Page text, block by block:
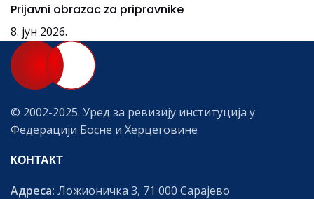
Prijavni obrazac za pripravnike
8. јун 2026.
© 2002-2025. Уред за ревизију институција у
Федерацији Босне и Херцеговине
КОНТАКТ
Адреса: Ложионичка 3, 71 000 Сарајево